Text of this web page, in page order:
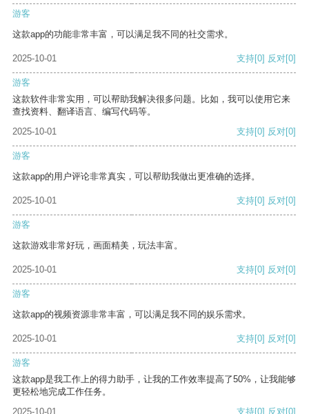
游客
这款app的功能非常丰富，可以满足我不同的社交需求。
2025-10-01 支持[0] 反对[0]
游客
这款软件非常实用，可以帮助我解决很多问题。比如，我可以使用它来
查找资料、翻译语言、编写代码等。
2025-10-01
支持[0] 反对[0]
游客
这款app的用户评论非常真实，可以帮助我做出更准确的选择。
2025-10-01 支持[0] 反对[0]
游客
这款游戏非常好玩，画面精美，玩法丰富。
2025-10-01 支持[0] 反对[0]
游客
这款app的视频资源非常丰富，可以满足我不同的娱乐需求。
2025-10-01 支持[0] 反对[0]
游客
这款app是我工作上的得力助手，让我的工作效率提高了50%，让我能够
更轻松地完成工作任务。
2025-10-01
支持[0] 反对[0]